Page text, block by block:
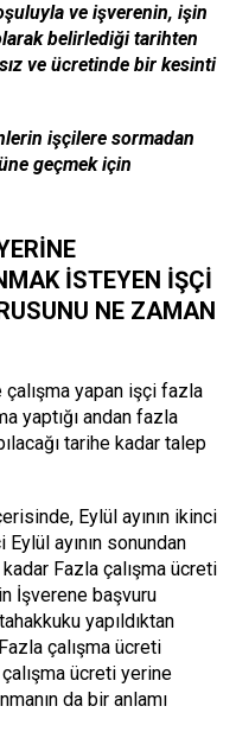
ve işverenin, işin
belirlediği tarihten
ve ücretinde bir kesinti
işçilere sormadan
geçmek için
İSTEYEN İŞÇİ
NE ZAMAN
yapan işçi fazla
yaptığı andan fazla
tarihe kadar talep
Eylül ayının ikinci
ayının sonundan
Fazla çalışma ücreti
İşverene başvuru
yapıldıktan
çalışma ücreti
ücreti yerine
da bir anlamı